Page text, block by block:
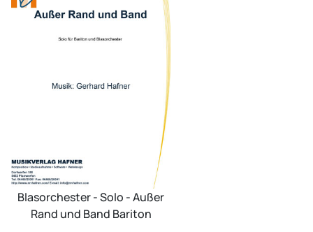
Blasorchester - Solo - Außer
Rand und Band Bariton